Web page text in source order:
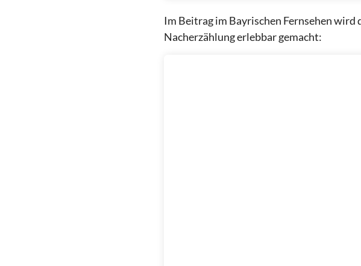
Im Beitrag im Bayrischen Fernsehen
Nacherzählung erlebbar gemacht: